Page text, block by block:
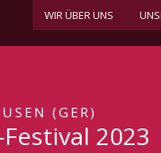
WIR ÜBER UNS
(GER)
2023